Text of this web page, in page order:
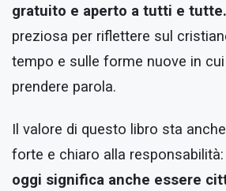
gratuito e aperto a tutti e tutte.
preziosa per riflettere sul
tempo e sulle forme nuove in
prendere parola.
Il valore di questo libro sta
forte e chiaro alla responsabilità:
oggi significa anche essere